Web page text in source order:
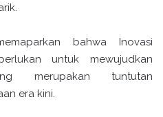
bahwa Inovasi
untuk mewujudkan
merupakan tuntutan
era kini.